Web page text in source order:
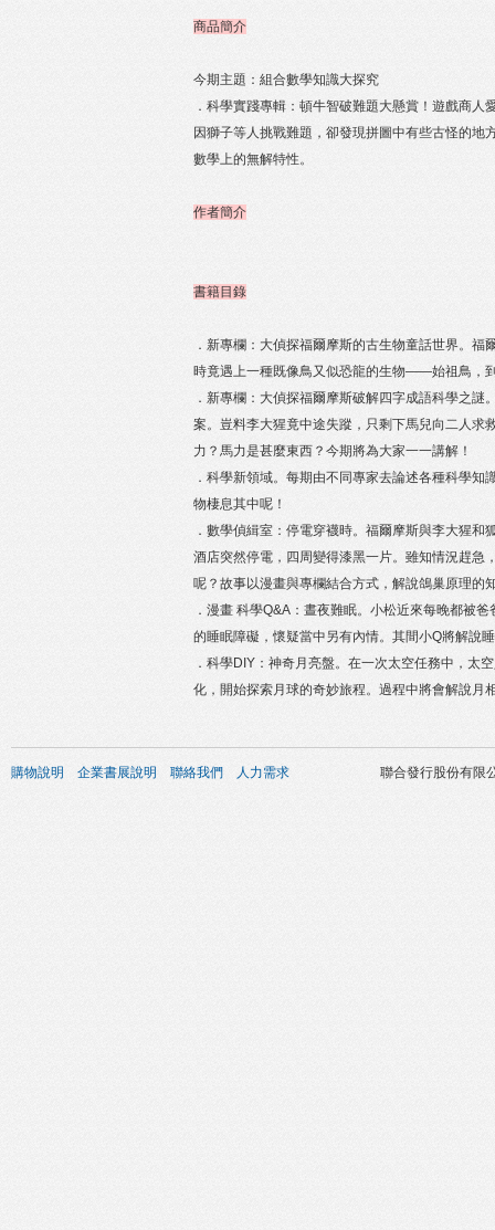
商品簡介
今期主題：組合數學知識大探究
．科學實踐專輯：頓牛智破難題大懸賞！遊戲商
因獅子等人挑戰難題，卻發現拼圖中有些古怪的
數學上的無解特性。
作者簡介
書籍目錄
．新專欄：大偵探福爾摩斯的古生物童話世界。
時竟遇上一種既像鳥又似恐龍的生物——始祖鳥，
．新專欄：大偵探福爾摩斯破解四字成語科學之
案。豈料李大猩竟中途失蹤，只剩下馬兒向二人求
力？馬力是甚麼東西？今期將為大家一一講解！
．科學新領域。每期由不同專家去論述各種科學
物棲息其中呢！
．數學偵緝室：停電穿襪時。福爾摩斯與李大猩
酒店突然停電，四周變得漆黑一片。雖知情況趕急
呢？故事以漫畫與專欄結合方式，解說鴿巢原理的
．漫畫 科學Q&A：晝夜難眠。小松近來每晚都被
的睡眠障礙，懷疑當中另有內情。其間小Q將解說
．科學DIY：神奇月亮盤。在一次太空任務中，太
化，開始探索月球的奇妙旅程。過程中將會解說月
購物說明 企業書展說明 聯絡我們 人力需求 聯合發行股份有限